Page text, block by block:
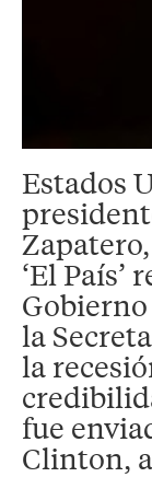
Estados
‘El País’
la
la
fue
Clinton,